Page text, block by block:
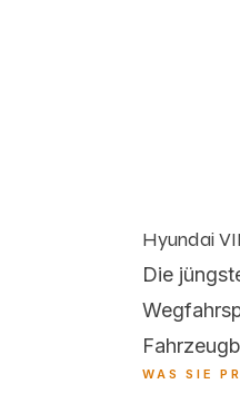
Hyundai
Die
WAS SIE